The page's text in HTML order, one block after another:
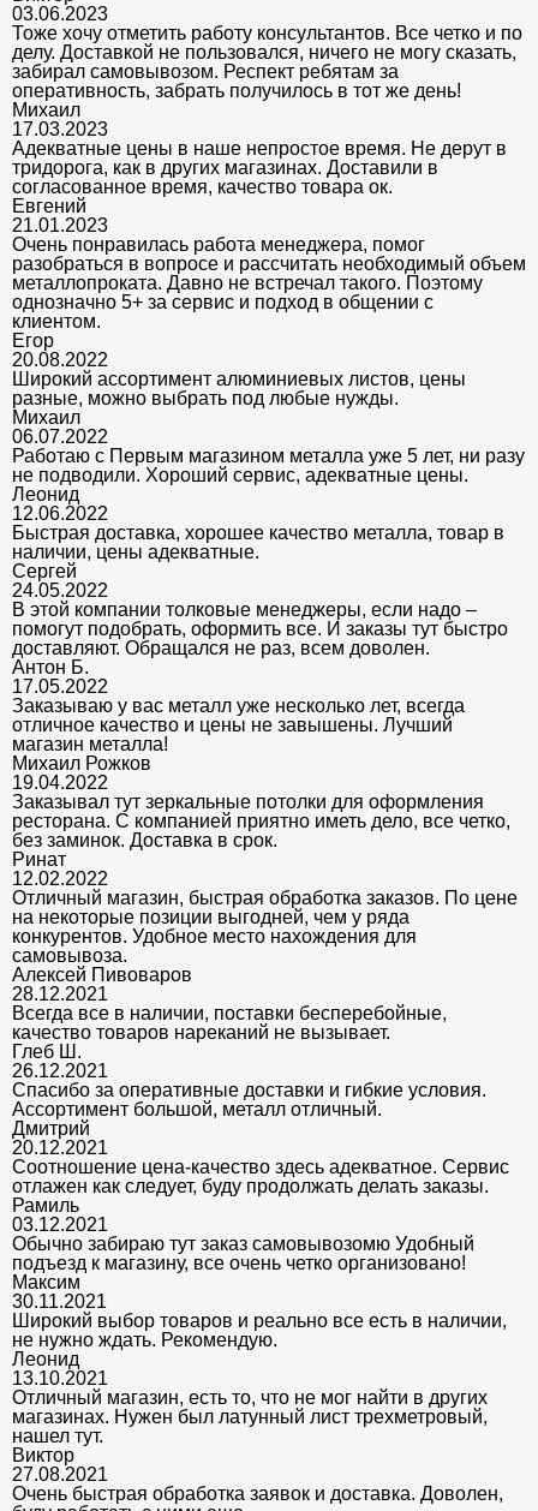
03.06.2023
Тоже хочу отметить работу консультантов. Все четко и по
делу. Доставкой не пользовался, ничего не могу сказать,
забирал самовывозом. Респект ребятам за
оперативность, забрать получилось в тот же день!
Михаил
17.03.2023
Адекватные цены в наше непростое время. Не дерут в
тридорога, как в других магазинах. Доставили в
согласованное время, качество товара ок.
Евгений
21.01.2023
Очень понравилась работа менеджера, помог
разобраться в вопросе и рассчитать необходимый объем
металлопроката. Давно не встречал такого. Поэтому
однозначно 5+ за сервис и подход в общении с
клиентом.
Егор
20.08.2022
Широкий ассортимент алюминиевых листов, цены
разные, можно выбрать под любые нужды.
Михаил
06.07.2022
Работаю с Первым магазином металла уже 5 лет, ни разу
не подводили. Хороший сервис, адекватные цены.
Леонид
12.06.2022
Быстрая доставка, хорошее качество металла, товар в
наличии, цены адекватные.
Сергей
24.05.2022
В этой компании толковые менеджеры, если надо –
помогут подобрать, оформить все. И заказы тут быстро
доставляют. Обращался не раз, всем доволен.
Антон Б.
17.05.2022
Заказываю у вас металл уже несколько лет, всегда
отличное качество и цены не завышены. Лучший
магазин металла!
Михаил Рожков
19.04.2022
Заказывал тут зеркальные потолки для оформления
ресторана. С компанией приятно иметь дело, все четко,
без заминок. Доставка в срок.
Ринат
12.02.2022
Отличный магазин, быстрая обработка заказов. По цене
на некоторые позиции выгодней, чем у ряда
конкурентов. Удобное место нахождения для
самовывоза.
Алексей Пивоваров
28.12.2021
Всегда все в наличии, поставки бесперебойные,
качество товаров нареканий не вызывает.
Глеб Ш.
26.12.2021
Спасибо за оперативные доставки и гибкие условия.
Ассортимент большой, металл отличный.
Дмитрий
20.12.2021
Соотношение цена-качество здесь адекватное. Сервис
отлажен как следует, буду продолжать делать заказы.
Рамиль
03.12.2021
Обычно забираю тут заказ самовывозомю Удобный
подъезд к магазину, все очень четко организовано!
Максим
30.11.2021
Широкий выбор товаров и реально все есть в наличии,
не нужно ждать. Рекомендую.
Леонид
13.10.2021
Отличный магазин, есть то, что не мог найти в других
магазинах. Нужен был латунный лист трехметровый,
нашел тут.
Виктор
27.08.2021
Очень быстрая обработка заявок и доставка. Доволен,